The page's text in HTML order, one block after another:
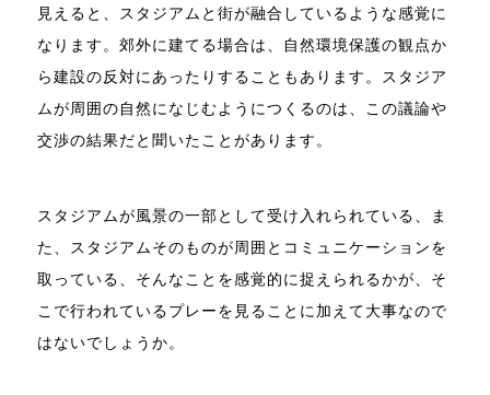
見えると、スタジアムと街が融合しているような感覚に
なります。郊外に建てる場合は、自然環境保護の観点か
ら建設の反対にあったりすることもあります。スタジア
ムが周囲の自然になじむようにつくるのは、この議論や
交渉の結果だと聞いたことがあります。
スタジアムが風景の一部として受け入れられている、ま
た、スタジアムそのものが周囲とコミュニケーションを
取っている、そんなことを感覚的に捉えられるかが、そ
こで行われているプレーを見ることに加えて大事なので
はないでしょうか。